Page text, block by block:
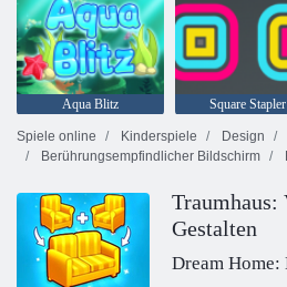
Aqua Blitz Square Stapler
Spiele online
Kinderspiele Design
Berührungsempfindlicher Bildschirm
Traumhaus:
Gestalten
Dream